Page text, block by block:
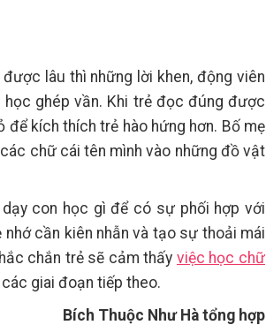
lâu thì những lời khen, động viên
ghép vần. Khi trẻ đọc đúng được
kích thích trẻ hào hứng hơn. Bố mẹ
chữ cái tên mình vào những đồ vật
con học gì để có sự phối hợp với
cần kiên nhẫn và tạo sự thoải mái
chắn trẻ sẽ cảm thấy việc học chữ
giai đoạn tiếp theo.
Bích Thuộc Như Hà tổng hợp